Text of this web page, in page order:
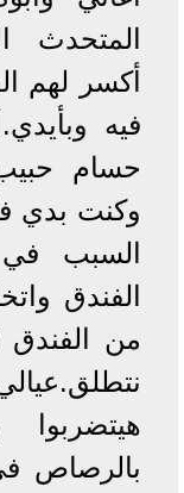
المتحدث
أكسر لهم
فيه
حسام
وكنت بدي
السبب
الفندق
من
بالرصاص